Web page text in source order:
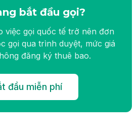
bắt đầu gọi?
việc gọi quốc tế trở nên đơn
gọi qua trình duyệt, mức giá
đăng ký thuê bao.
đầu miễn phí